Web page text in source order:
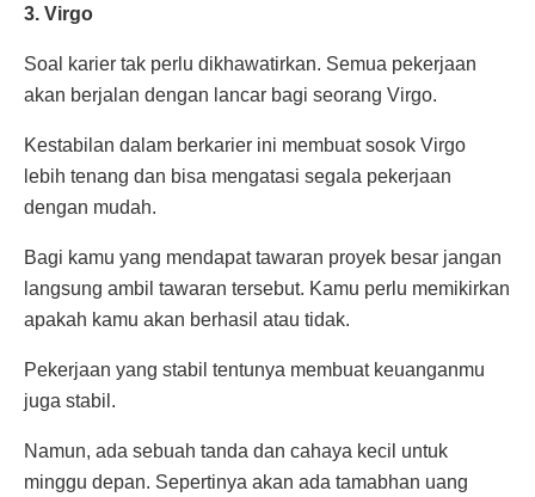
3. Virgo
Soal karier tak perlu dikhawatirkan. Semua pekerjaan
akan berjalan dengan lancar bagi seorang Virgo.
Kestabilan dalam berkarier ini membuat sosok Virgo
lebih tenang dan bisa mengatasi segala pekerjaan
dengan mudah.
Bagi kamu yang mendapat tawaran proyek besar jangan
langsung ambil tawaran tersebut. Kamu perlu memikirkan
apakah kamu akan berhasil atau tidak.
Pekerjaan yang stabil tentunya membuat keuanganmu
juga stabil.
Namun, ada sebuah tanda dan cahaya kecil untuk
minggu depan. Sepertinya akan ada tamabhan uang